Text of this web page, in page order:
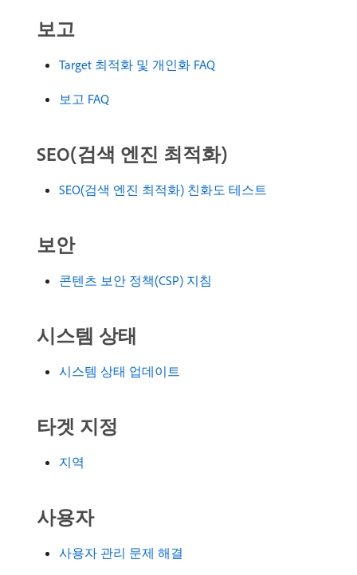
보고
Target 최적화 및 개인화 FAQ
보고 FAQ
SEO(검색 엔진 최적화)
SEO(검색 엔진 최적화) 친화도 테스트
보안
콘텐츠 보안 정책(CSP) 지침
시스템 상태
시스템 상태 업데이트
타겟 지정
지역
사용자
사용자 관리 문제 해결